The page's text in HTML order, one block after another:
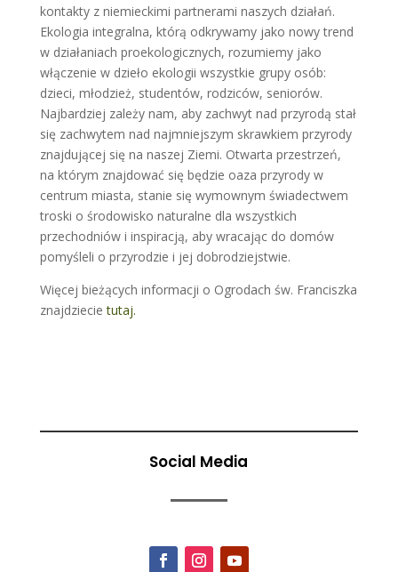
kontakty z niemieckimi partnerami naszych działań.
Ekologia integralna, którą odkrywamy jako nowy trend
w działaniach proekologicznych, rozumiemy jako
włączenie w dzieło ekologii wszystkie grupy osób:
dzieci, młodzież, studentów, rodziców, seniorów.
Najbardziej zależy nam, aby zachwyt nad przyrodą stał
się zachwytem nad najmniejszym skrawkiem przyrody
znajdującej się na naszej Ziemi. Otwarta przestrzeń,
na którym znajdować się będzie oaza przyrody w
centrum miasta, stanie się wymownym świadectwem
troski o środowisko naturalne dla wszystkich
przechodniów i inspiracją, aby wracając do domów
pomyśleli o przyrodzie i jej dobrodziejstwie.
Więcej bieżących informacji o Ogrodach św. Franciszka
znajdziecietutaj.
Social Media